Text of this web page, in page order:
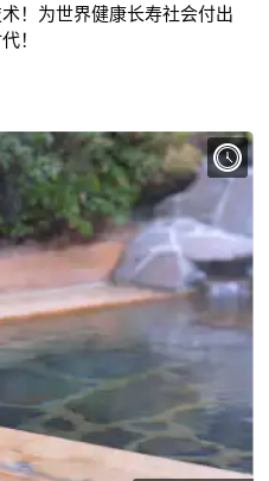
！为世界健康长寿社会付出
！